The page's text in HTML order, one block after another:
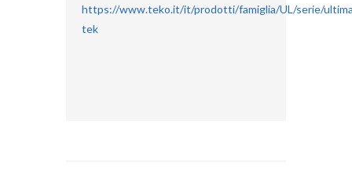
https://www.teko.it/it/prodotti/famiglia/UL/serie/
tek